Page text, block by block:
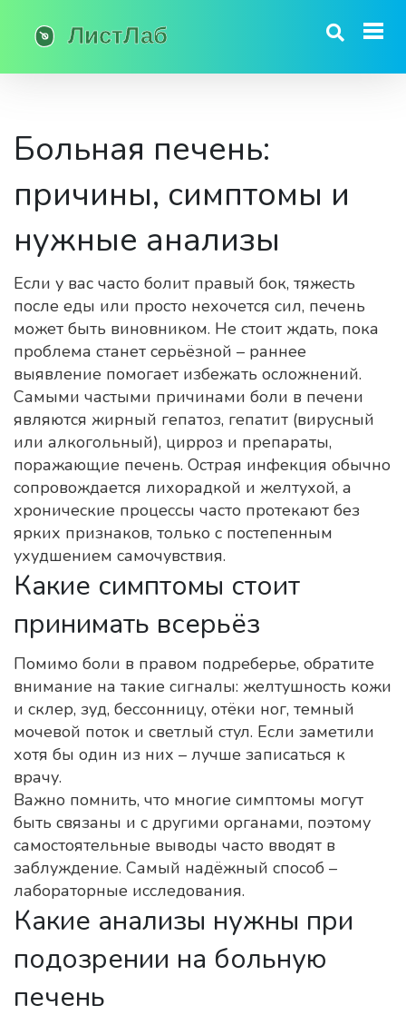
Больная печень:
причины, симптомы и
нужные анализы
Если у вас часто болит правый бок, тяжесть
после еды или просто нехочется сил, печень
может быть виновником. Не стоит ждать, пока
проблема станет серьёзной – раннее
выявление помогает избежать осложнений.
Самыми частыми причинами боли в печени
являются жирный гепатоз, гепатит (вирусный
или алкогольный), цирроз и препараты,
поражающие печень. Острая инфекция обычно
сопровождается лихорадкой и желтухой, а
хронические процессы часто протекают без
ярких признаков, только с постепенным
ухудшением самочувствия.
Какие симптомы стоит
принимать всерьёз
Помимо боли в правом подреберье, обратите
внимание на такие сигналы: желтушность кожи
и склер, зуд, бессонницу, отёки ног, темный
мочевой поток и светлый стул. Если заметили
хотя бы один из них – лучше записаться к
врачу.
Важно помнить, что многие симптомы могут
быть связаны и с другими органами, поэтому
самостоятельные выводы часто вводят в
заблуждение. Самый надёжный способ –
лабораторные исследования.
Какие анализы нужны при
подозрении на больную
печень